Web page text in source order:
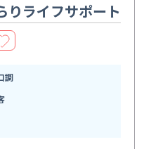
りライフサポート
調